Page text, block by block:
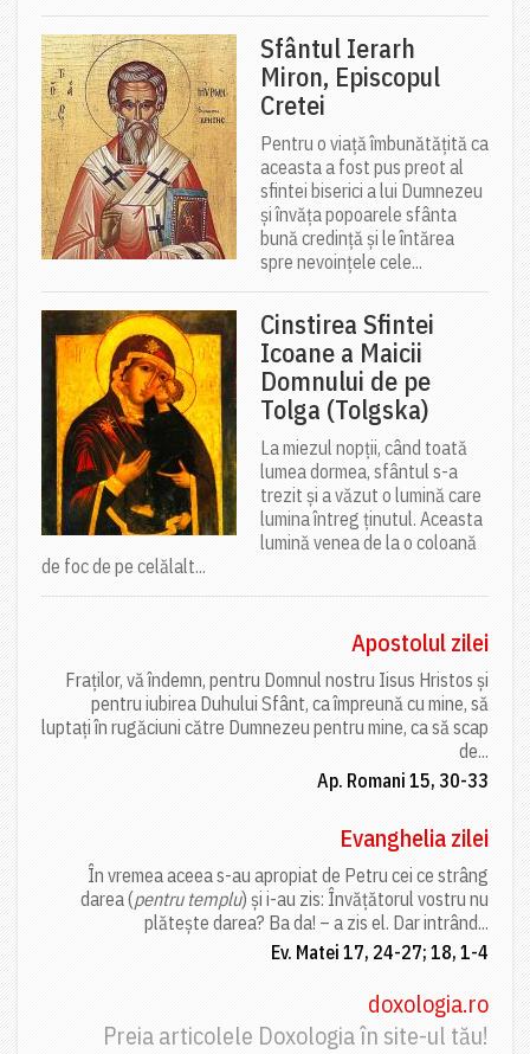
Sfântul Ierarh
Miron, Episcopul
Cretei
Pentru o viață îmbunătățită ca
aceasta a fost pus preot al
sfintei biserici a lui Dumnezeu
și învăța popoarele sfânta
bună credință și le întărea
spre nevoințele cele...
Cinstirea Sfintei
Icoane a Maicii
Domnului de pe
Tolga (Tolgska)
La miezul nopții, când toată
lumea dormea, sfântul s-a
trezit și a văzut o lumină care
lumina întreg ținutul. Aceasta
lumină venea de la o coloană
de foc de pe celălalt...
Apostolul zilei
Fraților, vă îndemn, pentru Domnul nostru Iisus Hristos și
pentru iubirea Duhului Sfânt, ca împreună cu mine, să
luptați în rugăciuni către Dumnezeu pentru mine, ca să scap
de...
Ap. Romani 15, 30-33
Evanghelia zilei
În vremea aceea s-au apropiat de Petru cei ce strâng
darea (pentru templu) și i-au zis: Învățătorul vostru nu
plătește darea? Ba da! – a zis el. Dar intrând...
Ev. Matei 17, 24-27; 18, 1-4
doxologia.ro
Preia articolele Doxologia în site-ul tău!